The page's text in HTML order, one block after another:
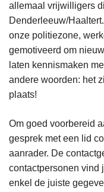
allemaal vrijwilligers
Denderleeuw/
onze politiezone,
gemotiveerd om
laten kennismaken
andere woorden: het
plaats!
Om goed voorbereid
gesprek met een lid
aanrader. De
contactpersonen vind
enkel de juiste